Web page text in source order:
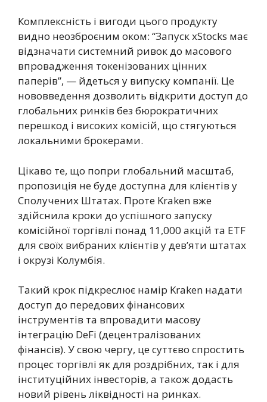
Комплексність і вигоди цього продукту
видно неозброєним оком: “Запуск xStocks має
відзначати системний ривок до масового
впровадження токенізованих цінних
паперів”, — йдеться у випуску компанії. Це
нововведення дозволить відкрити доступ до
глобальних ринків без бюрократичних
перешкод і високих комісій, що стягуються
локальними брокерами.
Цікаво те, що попри глобальний масштаб,
пропозиція не буде доступна для клієнтів у
Сполучених Штатах. Проте Kraken вже
здійснила кроки до успішного запуску
комісійної торгівлі понад 11,000 акцій та ETF
для своїх вибраних клієнтів у дев’яти штатах
і окрузі Колумбія.
Такий крок підкреслює намір Kraken надати
доступ до передових фінансових
інструментів та впровадити масову
інтеграцію DeFi (децентралізованих
фінансів). У свою чергу, це суттєво спростить
процес торгівлі як для роздрібних, так і для
інституційних інвесторів, а також додасть
новий рівень ліквідності на ринках.